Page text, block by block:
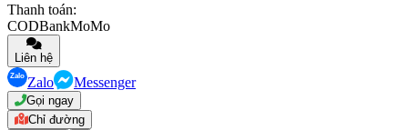
Thanh toán:
CODBankMoMo
Liên hệ
Zalo Messenger
Gọi ngay
Chỉ đường